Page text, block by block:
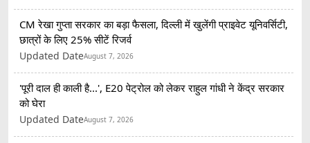
CM रेखा गुप्ता सरकार का बड़ा फैसला, दिल्ली में खुलेंगी प्राइवेट यूनिवर्सिटी,
छात्रों के लिए 25% सीटें रिजर्व
Updated DateAugust 7, 2026
'पूरी दाल ही काली है...', E20 पेट्रोल को लेकर राहुल गांधी ने केंद्र सरकार
को घेरा
Updated DateAugust 7, 2026